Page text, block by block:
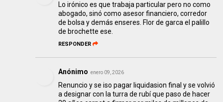
Lo irónico es que trabaja particular pero no como
abogado, sinó como asesor financiero, corredor
de bolsa y demás enseres. Flor de garca el palillo
de brochette ese.
RESPONDER
Anónimo enero 09, 2026
Renuncio y se iso pagar liquidasion final y se volvió
a designar con la turra de rubí que paso de hacer